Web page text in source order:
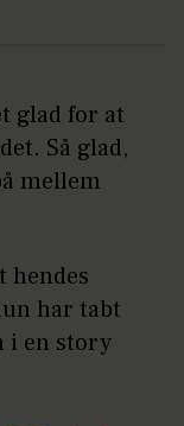
glad for at
Så glad,
mellem
hendes
har tabt
i en story